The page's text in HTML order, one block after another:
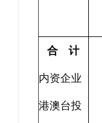
合 计
内资企业
港澳台投